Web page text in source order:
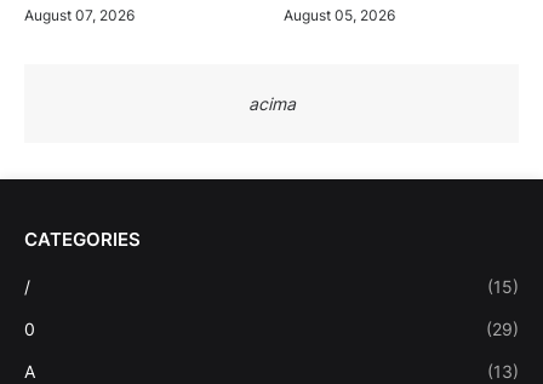
August 07, 2026 August 05, 2026
acima
CATEGORIES
/ (15)
0 (29)
A (13)